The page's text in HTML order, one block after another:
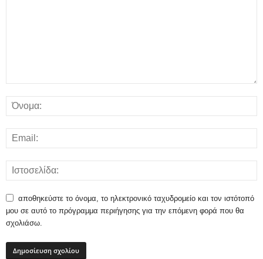
αποθηκεύστε το όνομα, το ηλεκτρονικό ταχυδρομείο και τον ιστότοπό
μου σε αυτό το πρόγραμμα περιήγησης για την επόμενη φορά που θα
σχολιάσω.